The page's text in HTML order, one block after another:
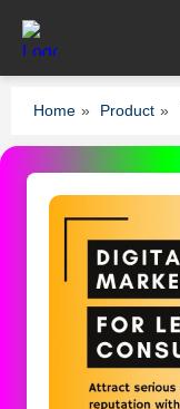
Home » Product »